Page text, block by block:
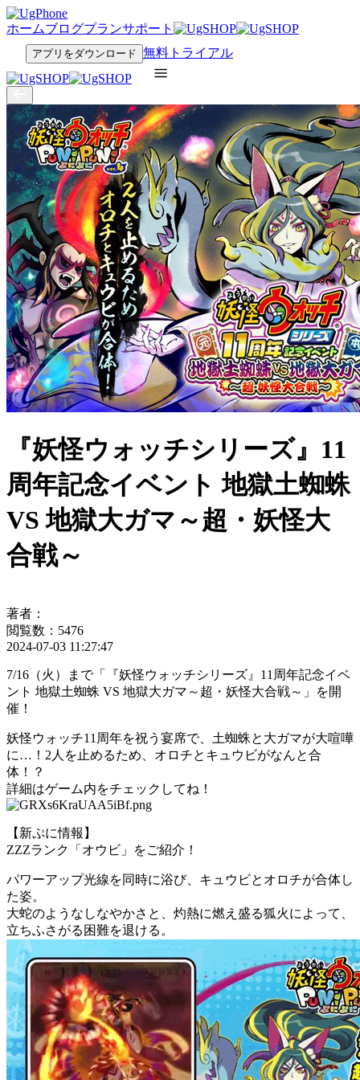
ホームブログプランサポート
アプリをダウンロード 無料トライアル
『妖怪ウォッチシリーズ』11
周年記念イベント 地獄土蜘蛛
VS 地獄大ガマ～超・妖怪大
合戦～
著者：
閲覧数：5476
2024-07-03 11:27:47
7/16（火）まで「『妖怪ウォッチシリーズ』11周年記念イベ
ント 地獄土蜘蛛 VS 地獄大ガマ～超・妖怪大合戦～」を開
催！
妖怪ウォッチ11周年を祝う宴席で、土蜘蛛と大ガマが大喧嘩
に…！2人を止めるため、オロチとキュウビがなんと合
体！？
詳細はゲーム内をチェックしてね！
【新ぷに情報】
ZZZランク「オウビ」をご紹介！
パワーアップ光線を同時に浴び、キュウビとオロチが合体し
た姿。
大蛇のようなしなやかさと、灼熱に燃え盛る狐火によって、
立ちふさがる困難を退ける。